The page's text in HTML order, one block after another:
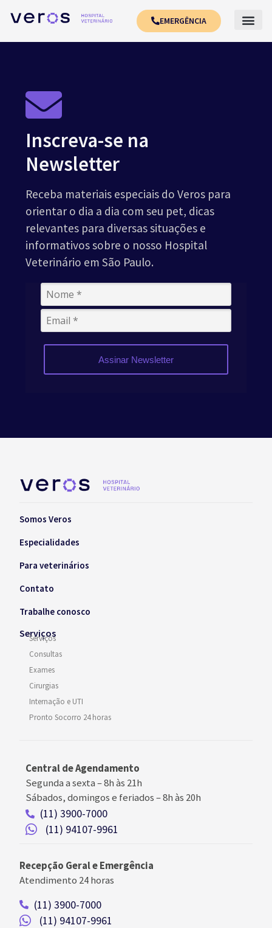
EMERGÊNCIA
Inscreva-se na
Newsletter
Receba materiais especiais do Veros para
orientar o dia a dia com seu pet, dicas
relevantes para diversas situações e
informativos sobre o nosso Hospital
Veterinário em São Paulo.
Assinar Newsletter
Somos Veros
Especialidades
Para veterinários
Contato
Trabalhe conosco
Serviços
Serviços
Consultas
Exames
Cirurgias
Internação e UTI
Pronto Socorro 24 horas
Central de Agendamento
Segunda a sexta –8h às 21h
Sábados, domingos e feriados–8h às 20h
(11) 3900-7000
(11) 94107-9961
Recepção Geral e Emergência
Atendimento 24 horas
(11) 3900-7000
(11) 94107-9961